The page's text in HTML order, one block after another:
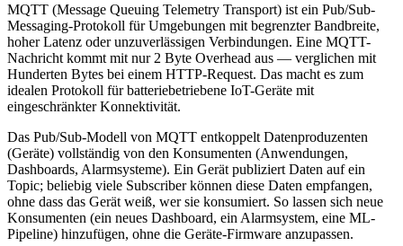
MQTT (Message Queuing Telemetry Transport) ist ein Pub/Sub-
Messaging-Protokoll für Umgebungen mit begrenzter Bandbreite,
hoher Latenz oder unzuverlässigen Verbindungen. Eine MQTT-
Nachricht kommt mit nur 2 Byte Overhead aus — verglichen mit
Hunderten Bytes bei einem HTTP-Request. Das macht es zum
idealen Protokoll für batteriebetriebene IoT-Geräte mit
eingeschränkter Konnektivität.
Das Pub/Sub-Modell von MQTT entkoppelt Datenproduzenten
(Geräte) vollständig von den Konsumenten (Anwendungen,
Dashboards, Alarmsysteme). Ein Gerät publiziert Daten auf ein
Topic; beliebig viele Subscriber können diese Daten empfangen,
ohne dass das Gerät weiß, wer sie konsumiert. So lassen sich neue
Konsumenten (ein neues Dashboard, ein Alarmsystem, eine ML-
Pipeline) hinzufügen, ohne die Geräte-Firmware anzupassen.